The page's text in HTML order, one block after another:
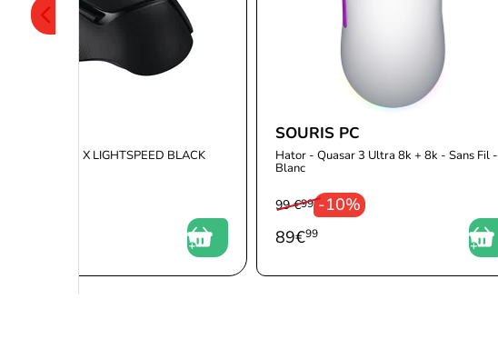
- G502 X LIGHTSPEED BLACK
SOURIS PC
Hator - Quasar 3 Ultra 8k + 8k - Sans Fil -
Blanc
-10%
99 €99
89€99